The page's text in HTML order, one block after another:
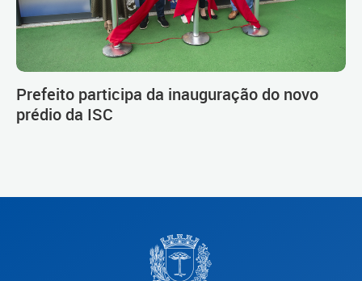
Prefeito participa da inauguração do novo
prédio da ISC